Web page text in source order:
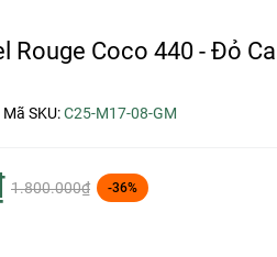
Rouge Coco 440 - Đỏ
Mã SKU:C25-M17-08-GM
1.800.000₫ -36%